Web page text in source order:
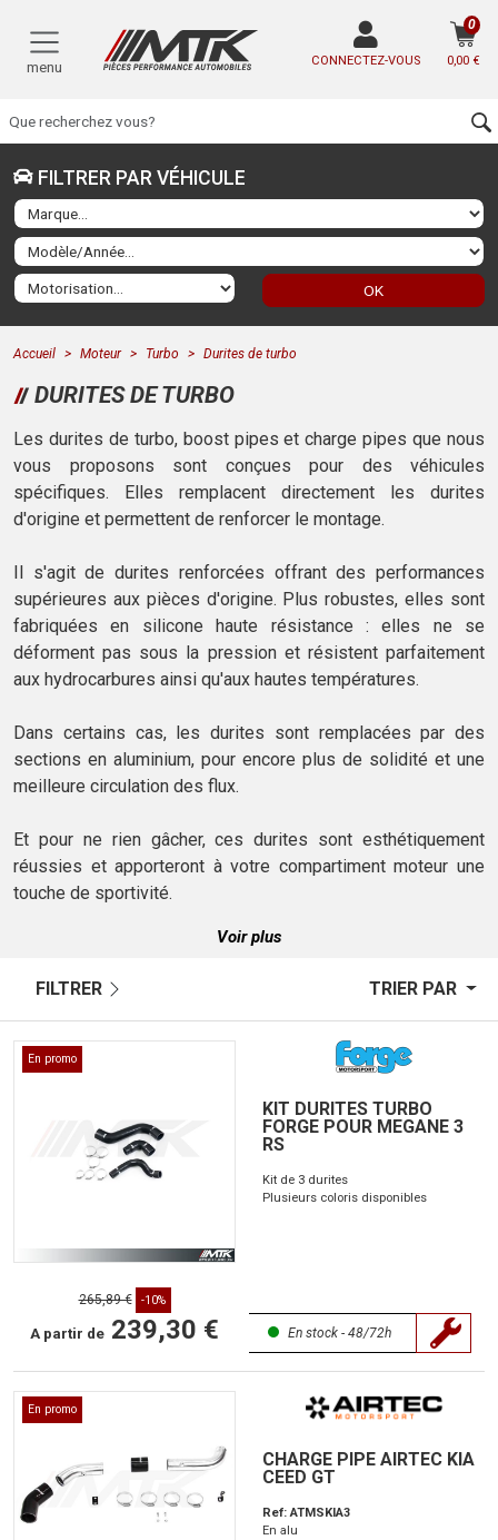
menu CONNECTEZ-VOUS 0,00 €
0
FILTRER PAR VÉHICULE
OK
Accueil Moteur Turbo Durites de turbo
DURITES DE TURBO
Les durites de turbo, boost pipes et charge pipes que nous
vous proposons sont conçues pour des véhicules
spécifiques. Elles remplacent directement les durites
d'origine et permettent de renforcer le montage.
Il s'agit de durites renforcées offrant des performances
supérieures aux pièces d'origine. Plus robustes, elles sont
fabriquées en silicone haute résistance : elles ne se
déforment pas sous la pression et résistent parfaitement
aux hydrocarbures ainsi qu'aux hautes températures.
Dans certains cas, les durites sont remplacées par des
sections en aluminium, pour encore plus de solidité et une
meilleure circulation des flux.
Et pour ne rien gâcher, ces durites sont esthétiquement
réussies et apporteront à votre compartiment moteur une
touche de sportivité.
Voir plus
FILTRER TRIER PAR
En promo
KIT DURITES TURBO
FORGE POUR MEGANE 3
RS
Kit de 3 durites
Plusieurs coloris disponibles
265,89 € -10%
A partir de 239,30 € En stock - 48/72h
En promo
CHARGE PIPE AIRTEC KIA
CEED GT
Ref: ATMSKIA3
En alu